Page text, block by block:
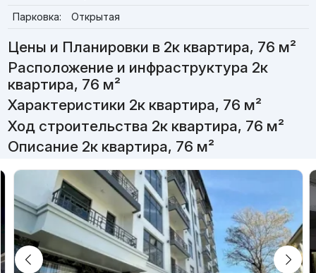
Парковка:
Открытая
Цены и Планировки в 2к квартира, 76 м²
Расположение и инфраструктура 2к
квартира, 76 м²
Характеристики 2к квартира, 76 м²
Ход строительства 2к квартира, 76 м²
Описание 2к квартира, 76 м²